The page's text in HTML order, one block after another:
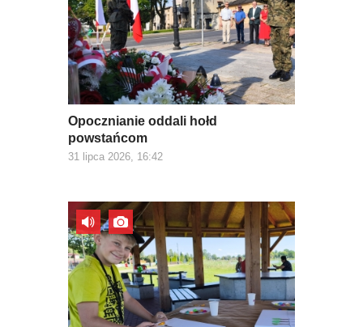
Opocznianie oddali hołd
powstańcom
31 lipca 2026, 16:42